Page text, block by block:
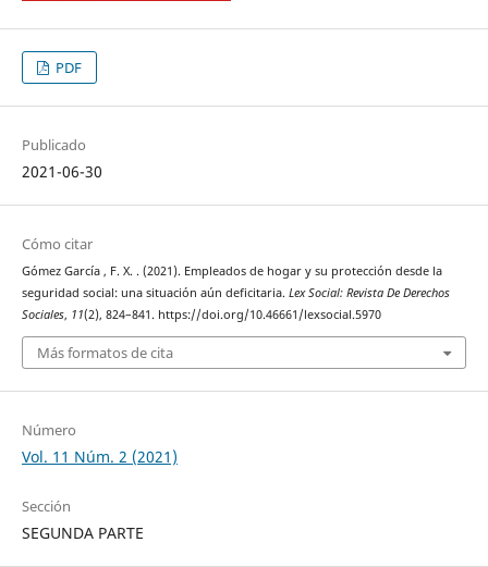
PDF
Publicado
2021-06-30
Cómo citar
Gómez García , F. X. . (2021). Empleados de hogar y su protección desde la
seguridad social: una situación aún deficitaria. Lex Social: Revista De Derechos
Sociales, 11(2), 824–841. https://doi.org/10.46661/lexsocial.5970
Más formatos de cita
Número
Vol. 11 Núm. 2 (2021)
Sección
SEGUNDA PARTE